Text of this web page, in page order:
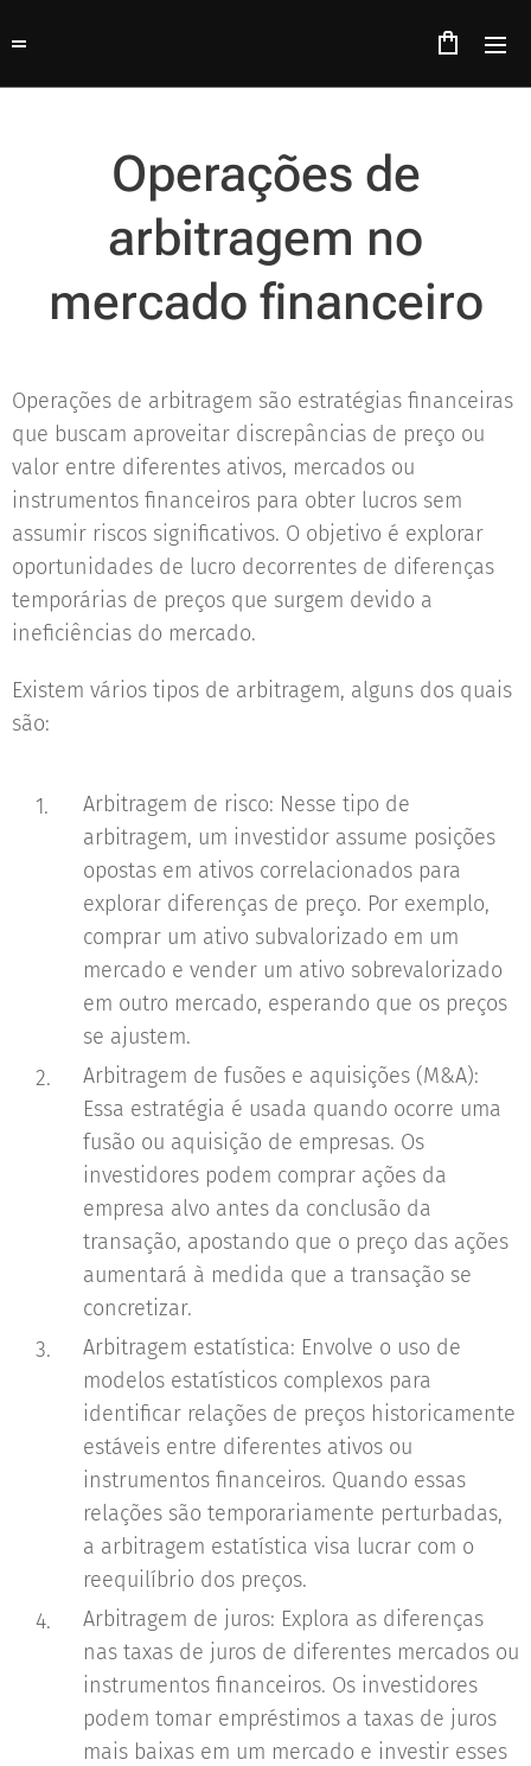
Operações de
arbitragem no
mercado financeiro
Operações de arbitragem são estratégias financeiras
que buscam aproveitar discrepâncias de preço ou
valor entre diferentes ativos, mercados ou
instrumentos financeiros para obter lucros sem
assumir riscos significativos. O objetivo é explorar
oportunidades de lucro decorrentes de diferenças
temporárias de preços que surgem devido a
ineficiências do mercado.
Existem vários tipos de arbitragem, alguns dos quais
são:
Arbitragem de risco: Nesse tipo de
arbitragem, um investidor assume posições
opostas em ativos correlacionados para
explorar diferenças de preço. Por exemplo,
comprar um ativo subvalorizado em um
mercado e vender um ativo sobrevalorizado
em outro mercado, esperando que os preços
se ajustem.
Arbitragem de fusões e aquisições (M&A):
Essa estratégia é usada quando ocorre uma
fusão ou aquisição de empresas. Os
investidores podem comprar ações da
empresa alvo antes da conclusão da
transação, apostando que o preço das ações
aumentará à medida que a transação se
concretizar.
Arbitragem estatística: Envolve o uso de
modelos estatísticos complexos para
identificar relações de preços historicamente
estáveis entre diferentes ativos ou
instrumentos financeiros. Quando essas
relações são temporariamente perturbadas,
a arbitragem estatística visa lucrar com o
reequilíbrio dos preços.
Arbitragem de juros: Explora as diferenças
nas taxas de juros de diferentes mercados ou
instrumentos financeiros. Os investidores
podem tomar empréstimos a taxas de juros
mais baixas em um mercado e investir esses